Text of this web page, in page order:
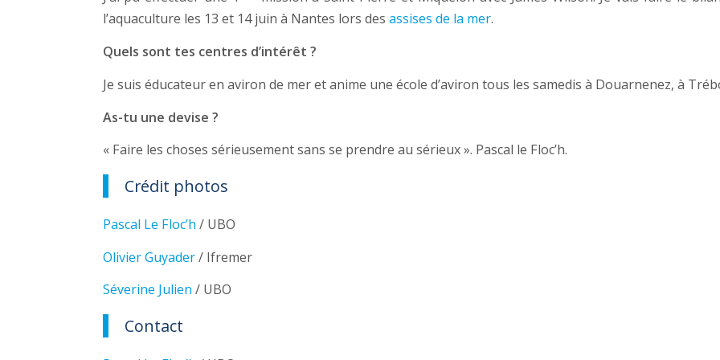
l’aquaculture les 13 et 14 juin à Nantes lors des assises de la mer.
Quels sont tes centres d’intérêt ?
Je suis éducateur en aviron de mer et anime une école d’aviron tous les samedis à Douarnenez, à
As-tu une devise ?
« Faire les choses sérieusement sans se prendre au sérieux ». Pascal le Floc’h.
Crédit photos
Pascal Le Floc’h / UBO
Olivier Guyader/ Ifremer
Séverine Julien / UBO
Contact